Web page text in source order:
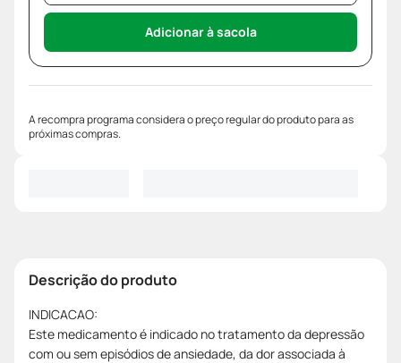
Adicionar à sacola
A recompra programa considera o preço regular do produto para as
próximas compras.
Descrição do produto
INDICACAO:
Este medicamento é indicado no tratamento da depressão
com ou sem episódios de ansiedade, da dor associada à